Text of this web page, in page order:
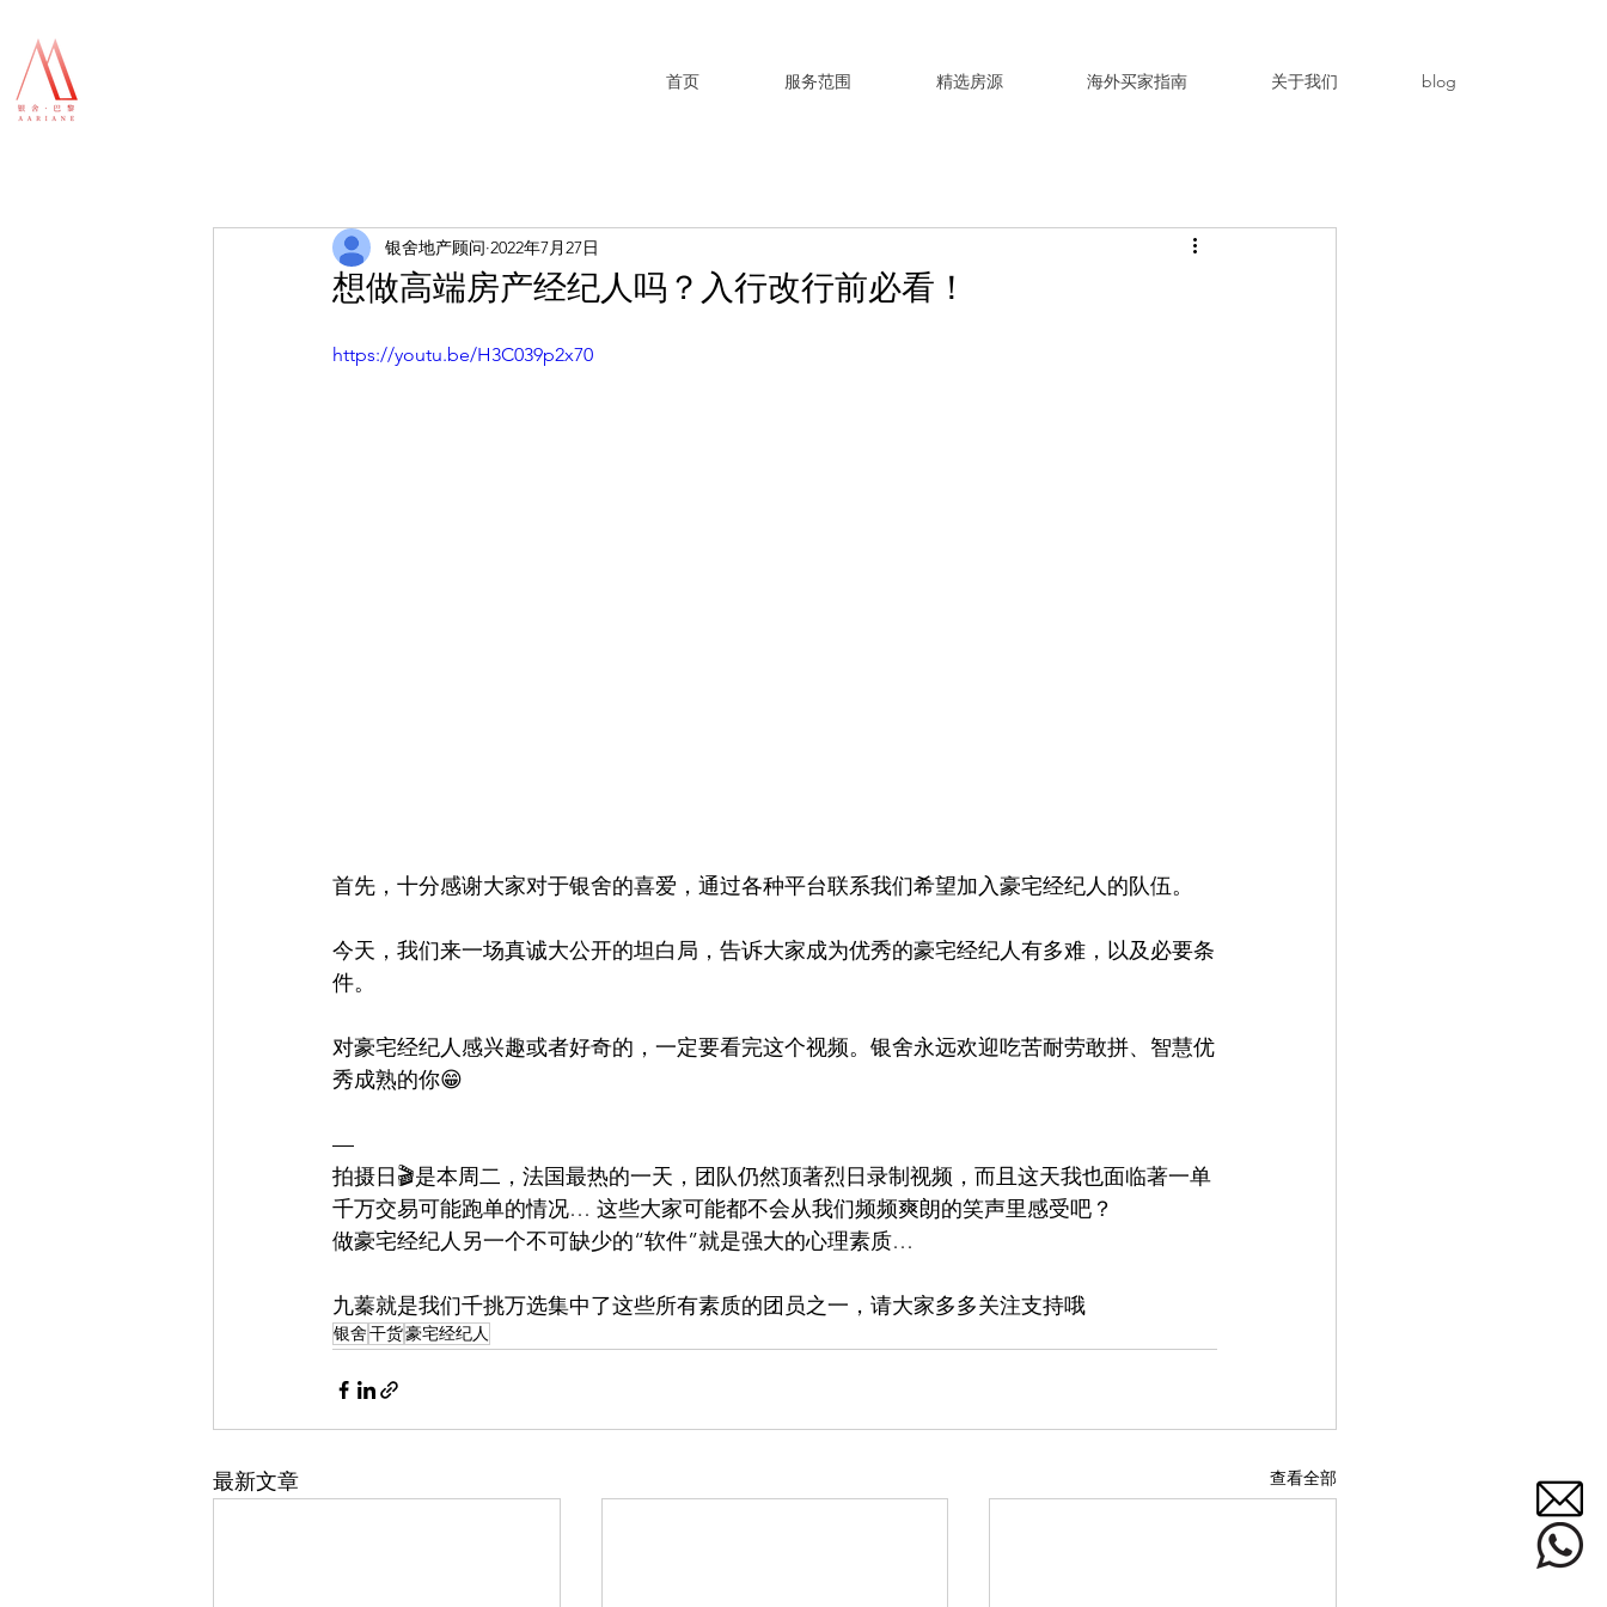
首页 服务范围 精选房源 海外买家指南 关于我们 blog
想做高端房产经纪人吗？入行改行前必看！
银舍地产顾问 2022年7月27日
https://youtu.be/H3C039p2x70
首先，十分感谢大家对于银舍的喜爱，通过各种平台联系我们希望加入豪宅经纪人的队伍。
今天，我们来一场真诚大公开的坦白局，告诉大家成为优秀的豪宅经纪人有多难，以及必要条
件。
对豪宅经纪人感兴趣或者好奇的，一定要看完这个视频。银舍永远欢迎吃苦耐劳敢拼、智慧优
秀成熟的你😁
—
拍摄日🎬是本周二，法国最热的一天，团队仍然顶著烈日录制视频，而且这天我也面临著一单
千万交易可能跑单的情况… 这些大家可能都不会从我们频频爽朗的笑声里感受吧？
做豪宅经纪人另一个不可缺少的“软件”就是强大的心理素质…
九蓁就是我们千挑万选集中了这些所有素质的团员之一，请大家多多关注支持哦
银舍干货豪宅经纪人
最新文章 查看全部